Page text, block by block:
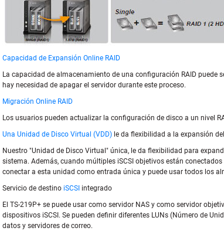
Capacidad de Expansión Online RAID
La capacidad de almacenamiento de una configuración RAID
hay necesidad de apagar el servidor durante este proceso.
Migración Online RAID
Los usuarios pueden actualizar la configuración de disco a un nivel
Una Unidad de Disco Virtual (VDD) le da flexibilidad a la expansión
Nuestro "Unidad de Disco Virtual" única, le da flexibilidad para
sistema. Además, cuando múltiples iSCSI objetivos están
conectar a esta unidad como entrada única y puede usar todos los
Servicio de destino iSCSI integrado
El TS-219P+ se puede usar como servidor NAS y como servidor
dispositivos iSCSI. Se pueden definir diferentes LUNs (Número de
datos y servidores de correo.